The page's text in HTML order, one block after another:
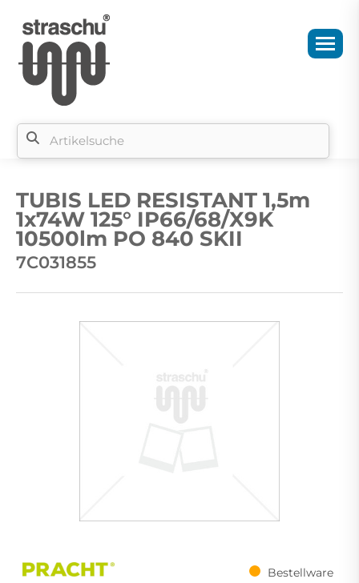
TUBIS LED RESISTANT 1,5m
1x74W 125° IP66/68/X9K
10500lm PO 840 SKII
7C031855
Bestellware